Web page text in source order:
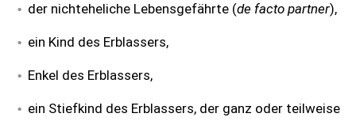
der nichteheliche Lebensgefährte (de facto partner),
ein Kind des Erblassers,
Enkel des Erblassers,
ein Stiefkind des Erblassers, der ganz oder teilweise